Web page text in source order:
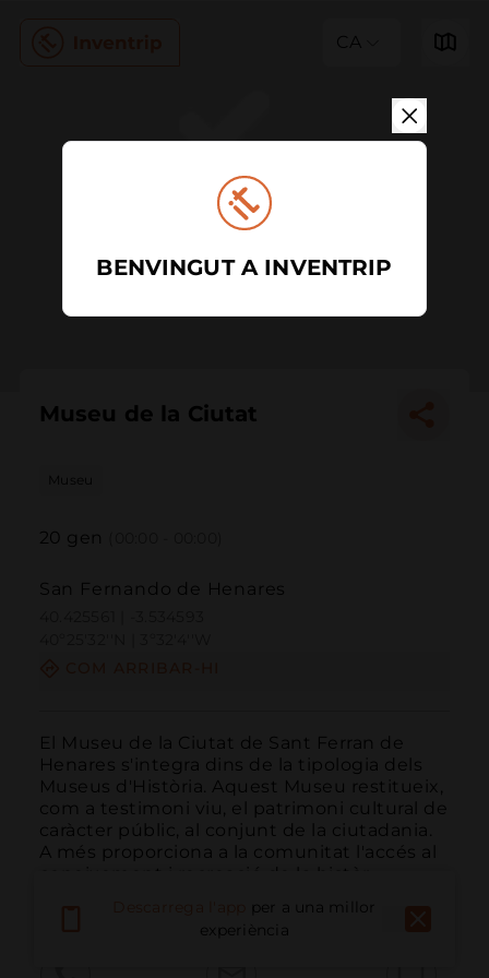
CA
Museu de la Ciutat
Museu
20 gen
San Fernando de Henares
El Museu de la Ciutat de Sant Ferran de
Henares s'integra dins de la tipologia dels
Museus d'Història. Aquest Museu restitueix,
com a testimoni viu, el patrimoni cultural de
caràcter públic, al conjunt de la ciutadania.
A més proporciona a la comunitat l'accés al
coneixement i recreació de la històr...
per a una millor
experiència
BENVINGUT A INVENTRIP